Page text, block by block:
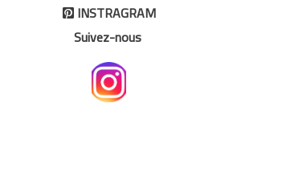
INSTRAGRAM
Suivez-nous